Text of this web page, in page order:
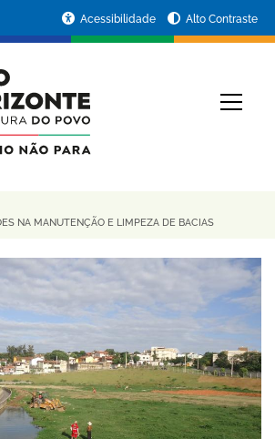
Acessibilidade Alto Contraste
NA MANUTENÇÃO E LIMPEZA DE BACIAS